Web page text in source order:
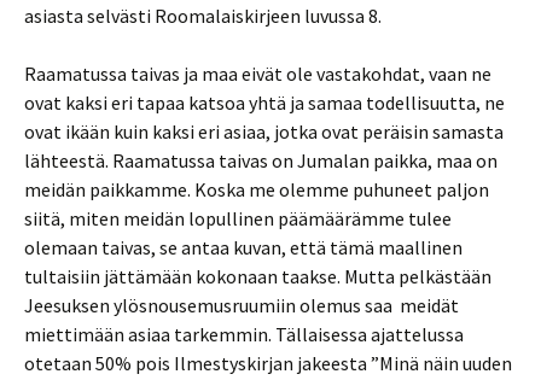
asiasta selvästi Roomalaiskirjeen luvussa 8.
Raamatussa taivas ja maa eivät ole vastakohdat, vaan ne
ovat kaksi eri tapaa katsoa yhtä ja samaa todellisuutta, ne
ovat ikään kuin kaksi eri asiaa, jotka ovat peräisin samasta
lähteestä. Raamatussa taivas on Jumalan paikka, maa on
meidän paikkamme. Koska me olemme puhuneet paljon
siitä, miten meidän lopullinen päämäärämme tulee
olemaan taivas, se antaa kuvan, että tämä maallinen
tultaisiin jättämään kokonaan taakse. Mutta pelkästään
Jeesuksen ylösnousemusruumiin olemus saa meidät
miettimään asiaa tarkemmin. Tällaisessa ajattelussa
otetaan 50% pois Ilmestyskirjan jakeesta ”Minä näin uuden